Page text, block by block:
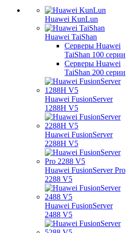
Huawei KunLun
Huawei TaiShan
Серверы Huawei
TaiShan 100 серии
Серверы Huawei
TaiShan 200 серии
Huawei FusionServer
1288H V5
Huawei FusionServer
2288H V5
Huawei FusionServer Pro
2288 V5
Huawei FusionServer
2488 V5